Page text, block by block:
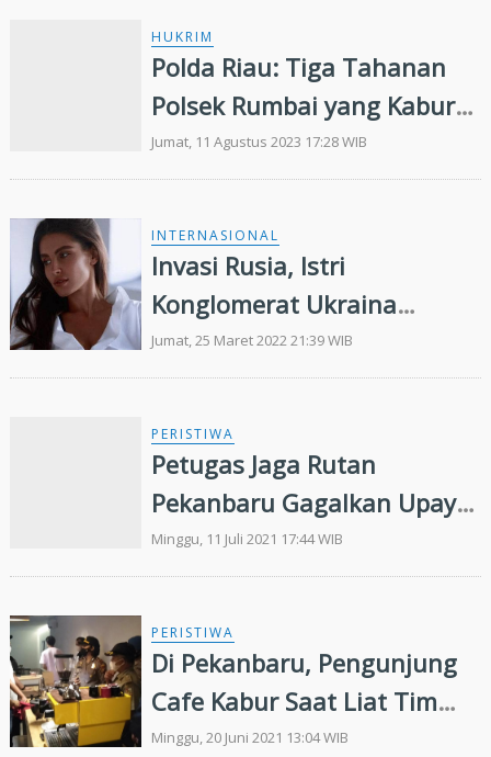
HUKRIM
Polda Riau: Tiga Tahanan
Polsek Rumbai yang Kabur
Sudah Tertangkap, Tujuh
Masih Buron
Jumat, 11 Agustus 2023 17:28 WIB
INTERNASIONAL
Invasi Rusia, Istri
Konglomerat Ukraina
Diduga Kabur Bawa Koper
Berisi Uang Rp415 Miliar
Jumat, 25 Maret 2022 21:39 WIB
PERISTIWA
Petugas Jaga Rutan
Pekanbaru Gagalkan Upaya
Tiga Napi Kabur Dari Rutan
Minggu, 11 Juli 2021 17:44 WIB
PERISTIWA
Di Pekanbaru, Pengunjung
Cafe Kabur Saat Liat Tim
Gabungan Datang
Minggu, 20 Juni 2021 13:04 WIB